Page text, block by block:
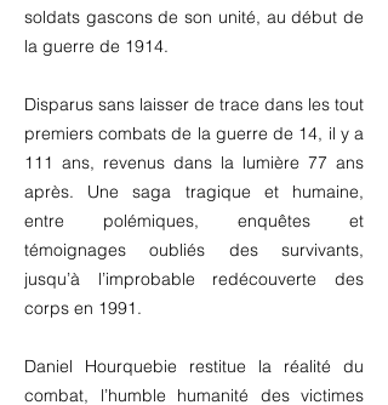
soldats gascons de son unité, au début de
la guerre de 1914.
Disparus sans laisser de trace dans les tout
premiers combats de la guerre de 14, il y a
111 ans, revenus dans la lumière 77 ans
après. Une saga tragique et humaine,
entre polémiques, enquêtes et
témoignages oubliés des survivants,
jusqu’à l’improbable redécouverte des
corps en 1991.
Daniel Hourquebie restitue la réalité du
combat, l’humble humanité des victimes